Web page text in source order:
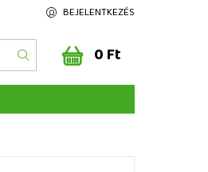
BEJELENTKEZÉS
0 Ft